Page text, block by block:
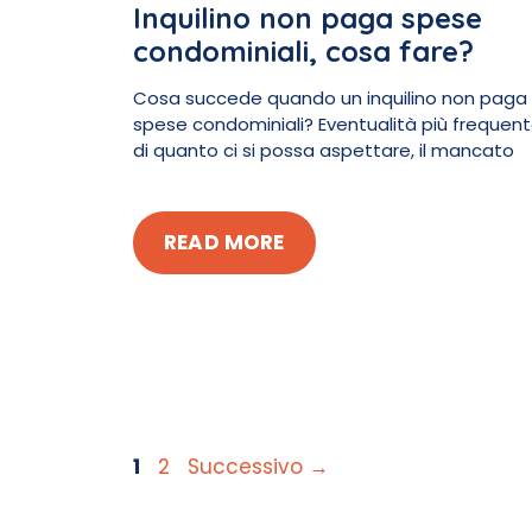
Inquilino non paga spese
condominiali, cosa fare?
Cosa succede quando un inquilino non paga
spese condominiali? Eventualità più
di quanto ci si possa aspettare, il mancato
READ MORE
Pagina
1 Pagina
2 Successivo →